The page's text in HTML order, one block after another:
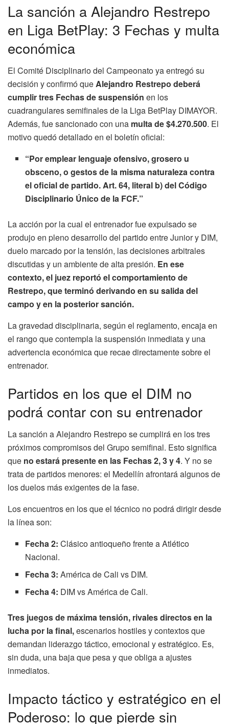
La sanción a Alejandro Restrepo
en Liga BetPlay: 3 Fechas y multa
económica
El Comité Disciplinario del Campeonato ya entregó su
decisión y confirmó queAlejandro Restrepo deberá
cumplir tres Fechas de suspensión en los
cuadrangulares semifinales de la Liga BetPlay DIMAYOR.
Además, fue sancionado con una multa de $4.270.500. El
motivo quedó detallado en el boletín oficial:
“Por emplear lenguaje ofensivo, grosero u
obsceno, o gestos de la misma naturaleza contra
el oficial de partido. Art. 64, literal b) del Código
Disciplinario Único de la FCF.”
La acción por la cual el entrenador fue expulsado se
produjo en pleno desarrollo del partido entre Junior y DIM,
duelo marcado por la tensión, las decisiones arbitrales
discutidas y un ambiente de alta presión. En ese
contexto, el juez reportó el comportamiento de
Restrepo, que terminó derivando en su salida del
campo y en la posterior sanción.
La gravedad disciplinaria, según el reglamento, encaja en
el rango que contempla la suspensión inmediata y una
advertencia económica que recae directamente sobre el
entrenador.
Partidos en los que el DIM no
podrá contar con su entrenador
La sanción a Alejandro Restrepo se cumplirá en los tres
próximos compromisos del Grupo semifinal. Esto significa
que no estará presente en las Fechas 2, 3 y 4. Y no se
trata de partidos menores: el Medellín afrontará algunos de
los duelos más exigentes de la fase.
Los encuentros en los que el técnico no podrá dirigir desde
la línea son:
Fecha 2: Clásico antioqueño frente a Atlético
Nacional.
Fecha 3: América de Cali vs DIM.
Fecha 4: DIM vs América de Cali.
Tres juegos de máxima tensión, rivales directos en la
lucha por la final,escenarios hostiles y contextos que
demandan liderazgo táctico, emocional y estratégico. Es,
sin duda, una baja que pesa y que obliga a ajustes
inmediatos.
Impacto táctico y estratégico en el
Poderoso: lo que pierde sin